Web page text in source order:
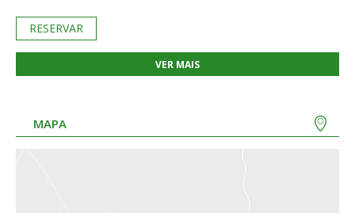
RESERVAR
VER MAIS
MAPA